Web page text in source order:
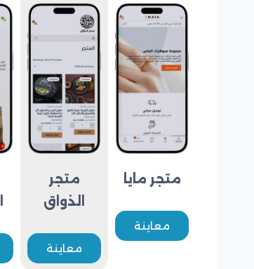
متجر مايا
معاينة
متجر
الذواق
معاينة